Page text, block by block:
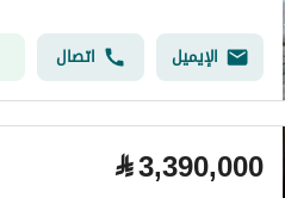
الإيميل اتصال
⃁3,390,000